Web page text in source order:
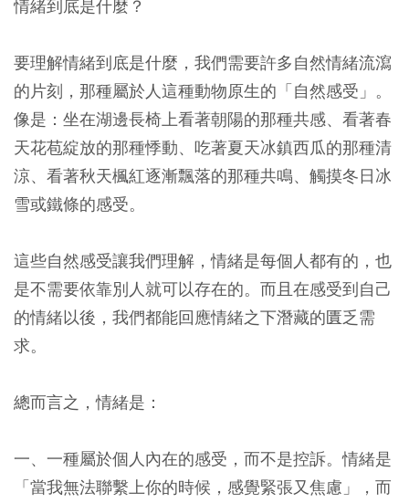
情緒到底是什麼？
要理解情緒到底是什麼，我們需要許多自然情緒流瀉
的片刻，那種屬於人這種動物原生的「自然感受」。
像是：坐在湖邊長椅上看著朝陽的那種共感、看著春
天花苞綻放的那種悸動、吃著夏天冰鎮西瓜的那種清
涼、看著秋天楓紅逐漸飄落的那種共鳴、觸摸冬日冰
雪或鐵條的感受。
這些自然感受讓我們理解，情緒是每個人都有的，也
是不需要依靠別人就可以存在的。而且在感受到自己
的情緒以後，我們都能回應情緒之下潛藏的匱乏需
求。
總而言之，情緒是：
一、一種屬於個人內在的感受，而不是控訴。情緒是
「當我無法聯繫上你的時候，感覺緊張又焦慮」，而